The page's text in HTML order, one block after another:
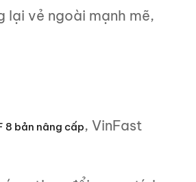
lại vẻ ngoài mạnh mẽ,
8 bản nâng cấp, VinFast